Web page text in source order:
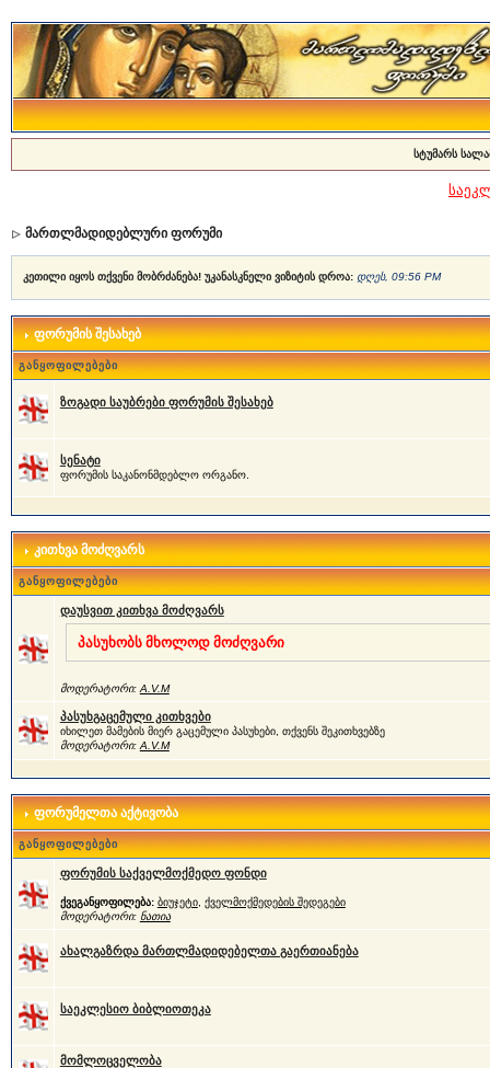
სტუმარს
მართლმადიდებლური ფორუმი
კეთილი იყოს თქვენი მობრძანება! უკანასკნელი ვიზიტის დროა: დღეს, 09:56 PM
ფორუმის შესახებ
განყოფილებები
ზოგადი საუბრები ფორუმის შესახებ
სენატი
ფორუმის საკანონმდებლო ორგანო.
კითხვა მოძღვარს
განყოფილებები
დაუსვით კითხვა მოძღვარს
პასუხობს მხოლოდ მოძღვარი
მოდერატორი: A.V.M
პასუხგაცემული კითხვები
იხილეთ მამების მიერ გაცემული პასუხები, თქვენს შეკითხვებზე
მოდერატორი: A.V.M
ფორუმელთა აქტივობა
განყოფილებები
ფორუმის საქველმოქმედო ფონდი
ქვეგანყოფილება: ბიუჯეტი, ქველმოქმედების შედეგები
მოდერატორი: ნათია
ახალგაზრდა მართლმადიდებელთა გაერთიანება
საეკლესიო ბიბლიოთეკა
მომლოცველობა